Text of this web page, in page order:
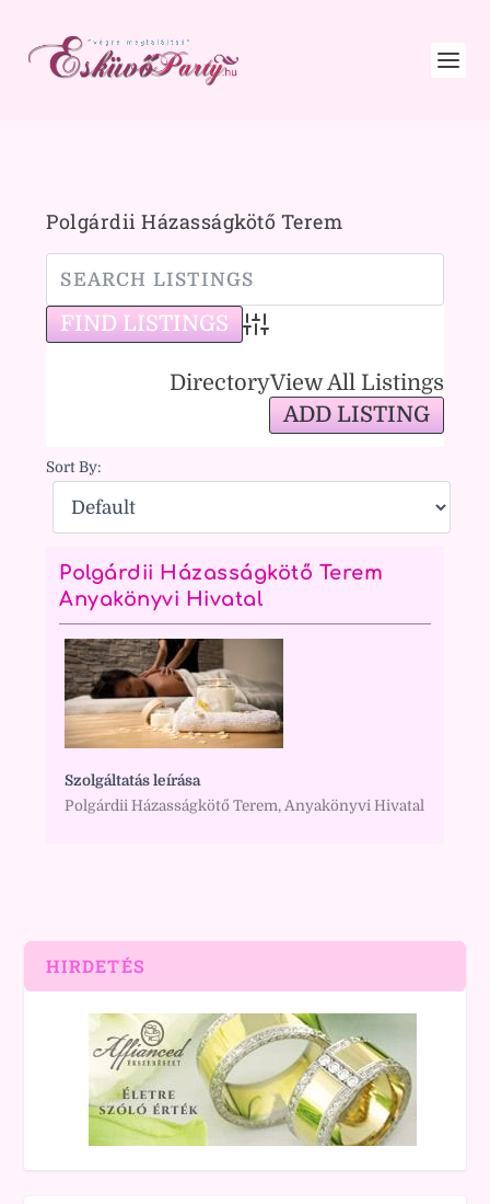
Polgárdii Házasságkötő Terem
Advanced Search
DirectoryView All Listings
ADD LISTING
Sort By:
Polgárdii Házasságkötő Terem
Anyakönyvi Hivatal
Szolgáltatás leírása
Polgárdii Házasságkötő Terem, Anyakönyvi Hivatal
HIRDETÉS